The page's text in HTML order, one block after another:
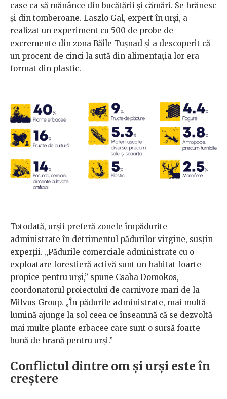
case ca să mănânce din bucătării și cămări. Se hrănesc
și din tomberoane. Laszlo Gal, expert în urși, a
realizat un experiment cu 500 de probe de
excremente din zona Băile Tușnad și a descoperit că
un procent de cinci la sută din alimentația lor era
format din plastic.
Totodată, urșii preferă zonele împădurite
administrate în detrimentul pădurilor virgine, susțin
experții. „Pădurile comerciale administrate cu o
exploatare forestieră activă sunt un habitat foarte
propice pentru urși,” spune Csaba Domokos,
coordonatorul proiectului de carnivore mari de la
Milvus Group. „În pădurile administrate, mai multă
lumină ajunge la sol ceea ce înseamnă că se dezvoltă
mai multe plante erbacee care sunt o sursă foarte
bună de hrană pentru urși.”
Conflictul dintre om și urși este în
creștere